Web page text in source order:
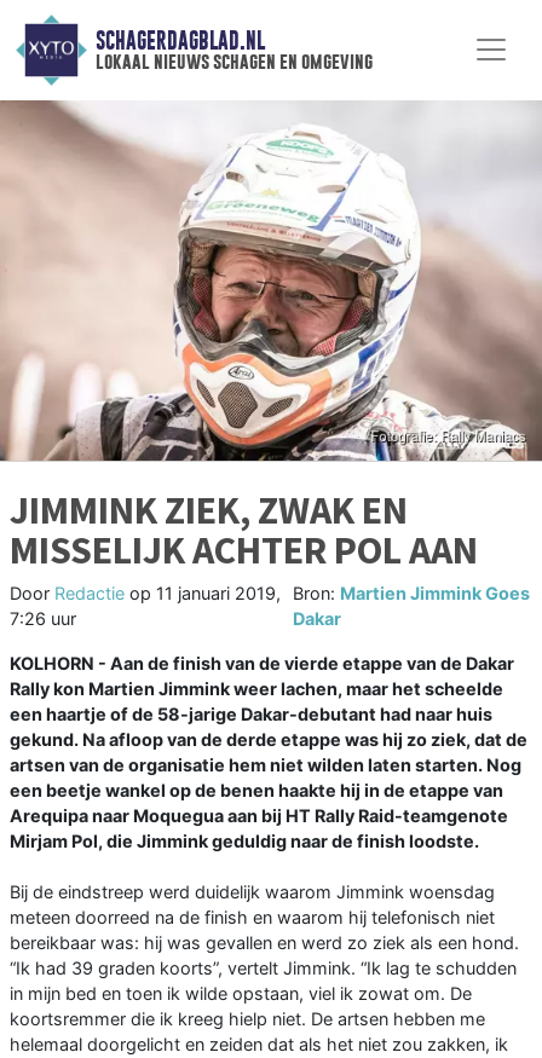
SCHAGERDAGBLAD.NL
lokaal nieuws schagen en omgeving
JIMMINK ZIEK, ZWAK EN
MISSELIJK ACHTER POL AAN
Door Redactie op 11 januari 2019,
7:26 uur
Bron: Martien Jimmink Goes
Dakar
KOLHORN - Aan de finish van de vierde etappe van de Dakar
Rally kon Martien Jimmink weer lachen, maar het scheelde
een haartje of de 58-jarige Dakar-debutant had naar huis
gekund. Na afloop van de derde etappe was hij zo ziek, dat de
artsen van de organisatie hem niet wilden laten starten. Nog
een beetje wankel op de benen haakte hij in de etappe van
Arequipa naar Moquegua aan bij HT Rally Raid-teamgenote
Mirjam Pol, die Jimmink geduldig naar de finish loodste.
Bij de eindstreep werd duidelijk waarom Jimmink woensdag
meteen doorreed na de finish en waarom hij telefonisch niet
bereikbaar was: hij was gevallen en werd zo ziek als een hond.
“Ik had 39 graden koorts”, vertelt Jimmink. “Ik lag te schudden
in mijn bed en toen ik wilde opstaan, viel ik zowat om. De
koortsremmer die ik kreeg hielp niet. De artsen hebben me
helemaal doorgelicht en zeiden dat als het niet zou zakken, ik